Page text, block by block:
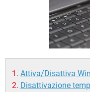
Attiva/Disattiva
Disattivazione